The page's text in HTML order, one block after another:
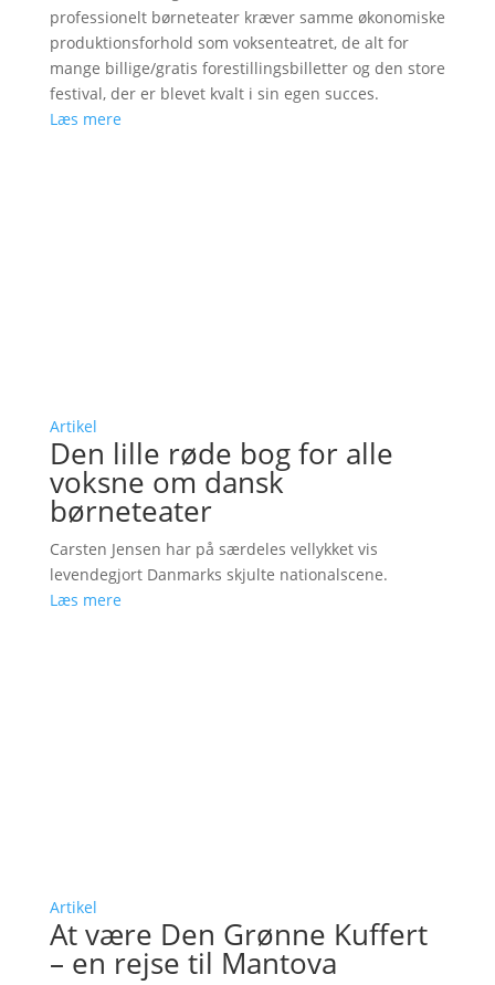
professionelt børneteater kræver samme økonomiske
produktionsforhold som voksenteatret, de alt for
mange billige/gratis forestillingsbilletter og den store
festival, der er blevet kvalt i sin egen succes.
Læs mere
Artikel
Den lille røde bog for alle
voksne om dansk
børneteater
Carsten Jensen har på særdeles vellykket vis
levendegjort Danmarks skjulte nationalscene.
Læs mere
Artikel
At være Den Grønne Kuffert
– en rejse til Mantova